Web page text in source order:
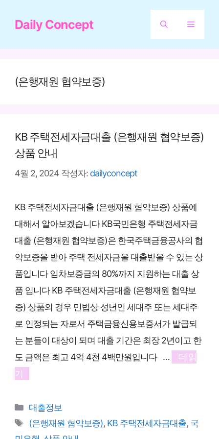
Daily Concept 메
(은행재원 협약보증)
KB 주택전세자금대출 (은행재원 협약보증)
상품 안내
4월 2, 2024 작성자: dailyconcept
KB 주택전세자금대출 (은행재원 협약보증) 상품에
대해서 알아보겠습니다 KB국민은행 주택전세자금
대출 (은행재원 협약보증)은 한국주택금융공사의 협
약보증을 받아 주택 전세자금을 대출받을 수 있는 상
품입니다 임차보증금의 80%까지 지원하는 대출 상
품 입니다 KB 주택전세자금대출 (은행재원 협약보
증) 상품의 경우 민법상 성년인 세대주 또는 세대주
로 인정되는 자로서 주택금융신용보증서가 발급되
는 분들이 대상이 되며 대출 기간은 최장 2년이고 한
도 금액은 최고 4억 4천 4백만원입니다 …
더 읽
기
카
테
대출정보
태
그
(은행재원 협약보증), KB 주택전세자금대출, 국